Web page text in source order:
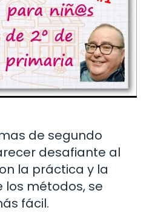
de segundo
desafiante al
la práctica y la
métodos, se
fácil.